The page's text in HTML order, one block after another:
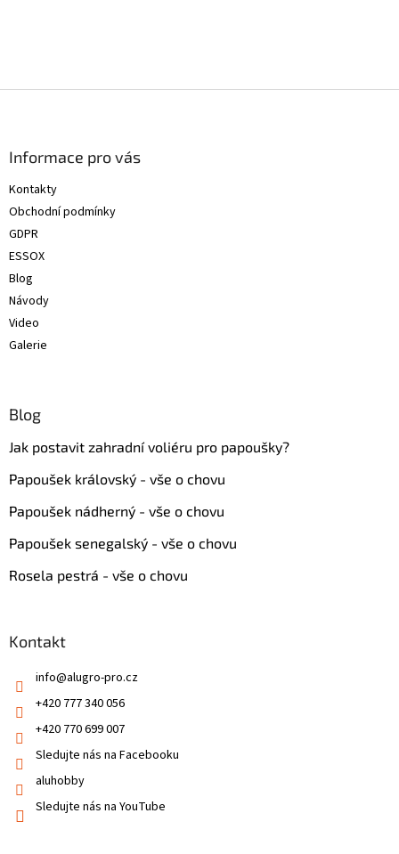
Informace pro vás
Kontakty
Obchodní podmínky
GDPR
ESSOX
Blog
Návody
Video
Galerie
Blog
Jak postavit zahradní voliéru pro papoušky?
Papoušek královský - vše o chovu
Papoušek nádherný - vše o chovu
Papoušek senegalský - vše o chovu
Rosela pestrá - vše o chovu
Kontakt
info@alugro-pro.cz
+420 777 340 056
+420 770 699 007
Sledujte nás na Facebooku
aluhobby
Sledujte nás na YouTube